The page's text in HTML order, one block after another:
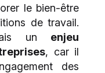
le bien-être
de travail.
un
enjeu
, car il
des